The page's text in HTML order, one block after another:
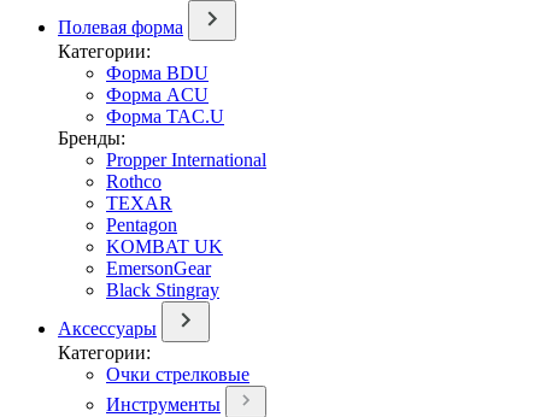
Полевая форма
Категории:
Форма BDU
Форма ACU
Форма TAC.U
Бренды:
Propper International
Rothco
TEXAR
Pentagon
KOMBAT UK
EmersonGear
Black Stingray
Аксессуары
Категории:
Очки стрелковые
Инструменты